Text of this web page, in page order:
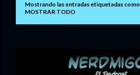
Mostrando las entradas etiquetadas como
MOSTRAR TODO